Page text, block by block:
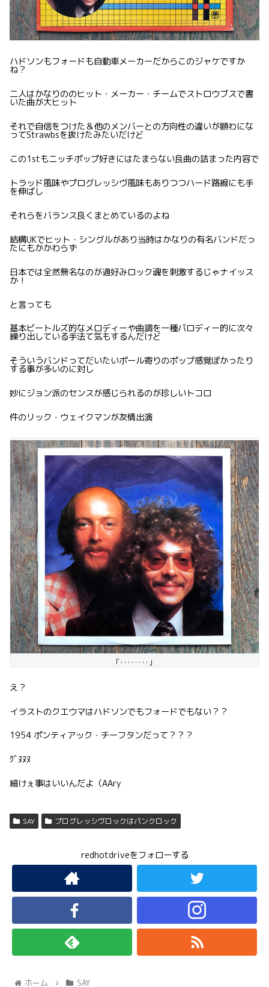
ハドソンもフォードも自動車メーカーだからこのジャケですか
ね？
二人はかなりののヒット・メーカー・チームでストロウブスで書
いた曲が大ヒット
それで自信をつけた＆他のメンバーとの方向性の違いが顕わにな
ってStrawbsを抜けたみたいだけど
この1stもニッチポップ好きにはたまらない良曲の詰まった内容で
トラッド風味やプログレッシヴ風味もありつつハード路線にも手
を伸ばし
それらをバランス良くまとめているのよね
結構UKでヒット・シングルがあり当時はかなりの有名バンドだっ
たにもかかわらず
日本では全然無名なのが通好みロック魂を刺激するじゃナイッス
か！
と言っても
基本ビートルズ的なメロディーや曲調を一種パロディー的に次々
繰り出している手法て気もするんだけど
そういうバンドってだいたいポール寄りのポップ感覚ぽかったり
する事が多いのに対し
妙にジョン派のセンスが感じられるのが珍しいトコロ
件のリック・ウェイクマンが友情出演
「････････」
え？
イラストのクエウマはハドソンでもフォードでもない？？
1954 ポンティアック・チーフタンだって？？？
ｸﾞﾇﾇﾇ
細けぇ事はいいんだよ（AAry
SAY プログレッシヴロックはパンクロック
redhotdriveをフォローする
ホーム SAY